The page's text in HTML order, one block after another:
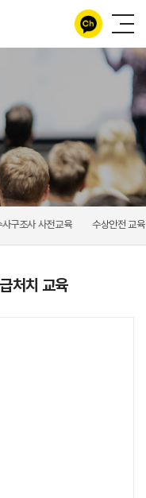
구조사 사전교육 수상안전 교육
처치 교육